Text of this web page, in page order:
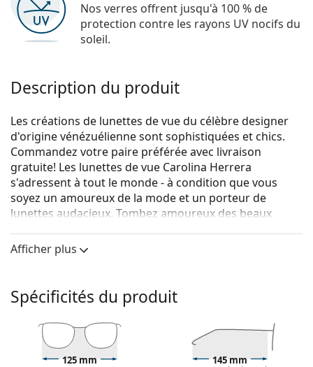
Nos verres offrent jusqu'à 100 % de
protection contre les rayons UV nocifs du
soleil.
Description du produit
Les créations de lunettes de vue du célèbre designer
d'origine vénézuélienne sont sophistiquées et chics.
Commandez votre paire préférée avec livraison
gratuite! Les lunettes de vue Carolina Herrera
s'adressent à tout le monde - à condition que vous
soyez un amoureux de la mode et un porteur de
lunettes audacieux. Tombez amoureux des beaux
des lunettes de vue durables pour une vision parfaite.
Voyez de quoi vous avez l'air avec ces lunettes grâce à
la fonction d'essai virtuel de Lentiamo.
Monture de lunettes de vue
Afficher plus
Spécificités du produit
125 mm 145 mm